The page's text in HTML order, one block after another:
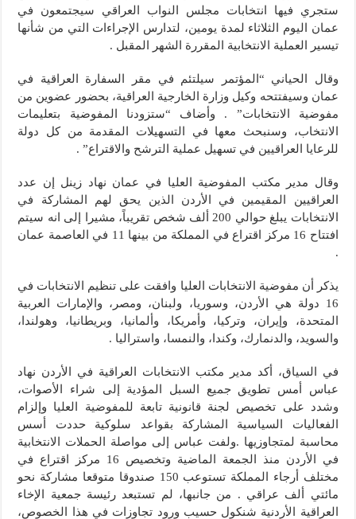
ستجري فيها انتخابات مجلس النواب العراقي سيجتمعون في
عمان اليوم الثلاثاء لمدة يومين، لتدارس الإجراءات التي من شأنها
تيسير العملية الانتخابية المقررة الشهر المقبل .
وقال الحياني “المؤتمر سيلتئم في مقر السفارة العراقية في
عمان وسيفتتحه وكيل وزارة الخارجية العراقية، بحضور عضوين من
مفوضية الانتخابات” . وأضاف “ستزودنا المفوضية بتعليمات
الانتخاب، وسنبحث معها في التسهيلات المقدمة من كل دولة
للرعايا العراقيين في تسهيل عملية الترشح والاقتراع” .
وقال مدير مكتب المفوضية العليا في عمان نهاد زينل إن عدد
العراقيين المقيمين في الأردن الذين يحق لهم المشاركة في
الانتخابات يبلغ حوالي 200 ألف شخص تقريباً، مشيرا إلى انه سيتم
افتتاح 16 مركز اقتراع في المملكة من بينها 11 في العاصمة عمان
.
يذكر أن مفوضية الانتخابات العليا وافقت على تنظيم الانتخابات في
16 دولة هي الأردن، وسوريا، ولبنان، ومصر، والإمارات العربية
المتحدة، وإيران، وتركيا، وأمريكا، وألمانيا، وبريطانيا، وهولندا،
والسويد، والدنمارك، وكندا، والنمسا، واستراليا .
في السياق، أكد مدير مكتب الانتخابات العراقية في الأردن نهاد
عباس أمس تطويق جميع السبل المؤدية إلى شراء الأصوات،
وشدد على تخصيص لجنة قانونية تابعة للمفوضية العليا وإلزام
الفعاليات السياسية المشاركة بقواعد سلوكية حددت أسس
محاسبة لمتجاوزيها .ولفت عباس إلى مواصلة الحملات الانتخابية
في الأردن منذ الجمعة الماضية وتخصيص 16 مركز اقتراع في
مختلف أرجاء المملكة تستوعب 150 صندوقا متوقعا مشاركة نحو
مائتي ألف عراقي . من جانبها، لم تستبعد رئيسة جمعية الإخاء
العراقية الأردنية شنكول حسيب ورود تجاوزات في هذا الخصوص،